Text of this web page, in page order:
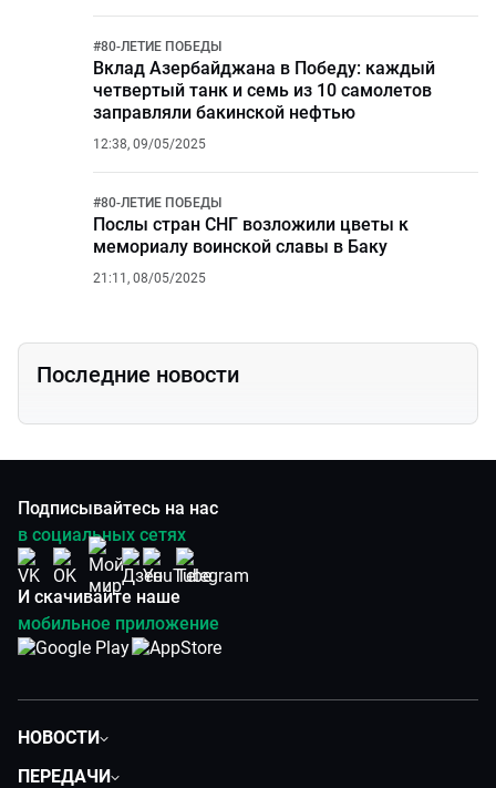
#80-ЛЕТИЕ ПОБЕДЫ
Вклад Азербайджана в Победу: каждый
четвертый танк и семь из 10 самолетов
заправляли бакинской нефтью
12:38, 09/05/2025
#80-ЛЕТИЕ ПОБЕДЫ
Послы стран СНГ возложили цветы к
мемориалу воинской славы в Баку
21:11, 08/05/2025
Последние новости
Подписывайтесь на нас
в социальных сетях
И скачивайте наше
мобильное приложение
НОВОСТИ
ПЕРЕДАЧИ